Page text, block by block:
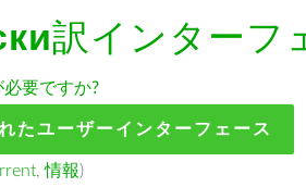
訳インターフ
要ですか?
たユーザーインターフェース
,情報)